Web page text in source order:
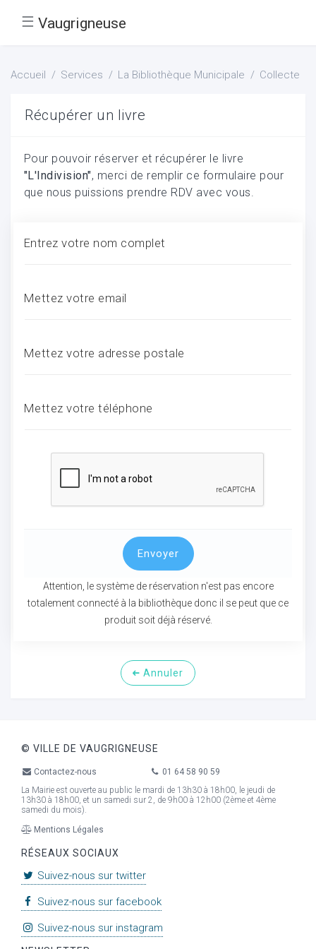
☰ Vaugrigneuse
Accueil Services La Bibliothèque Municipale Collecte
Récupérer un livre
Pour pouvoir réserver et récupérer le livre
"L'Indivision", merci de remplir ce formulaire pour
que nous puissions prendre RDV avec vous.
Entrez votre nom complet
Mettez votre email
Mettez votre adresse postale
Mettez votre téléphone
Envoyer
Attention, le système de réservation n'est pas encore
totalement connecté à la bibliothèque donc il se peut que ce
produit soit déjà réservé.
Annuler
© VILLE DE VAUGRIGNEUSE
Contactez-nous
01 64 58 90 59
La Mairie est ouverte au public le mardi de 13h30 à 18h00, le jeudi de
13h30 à 18h00, et un samedi sur 2, de 9h00 à 12h00 (2ème et 4ème
samedi du mois).
Mentions Légales
RÉSEAUX SOCIAUX
Suivez-nous sur twitter
Suivez-nous sur facebook
Suivez-nous sur instagram